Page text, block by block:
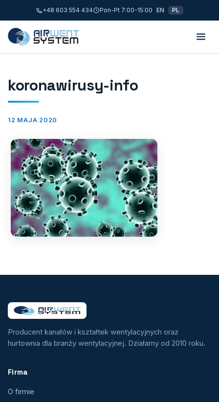
+48 603 554 434 Pon-Pt 7:00-15:00 EN PL
koronawirusy-info
12 MAJA 2020
Producent kanałów i kształtek wentylacyjnych oraz
hurtownia dla branży wentylacyjnej. Działamy od 2010 roku.
Firma
O firmie